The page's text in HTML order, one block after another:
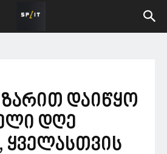
დაიწყო
დღე
ყველასთვის